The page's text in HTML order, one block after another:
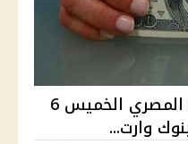
سعر الدولار مقابل الجنيه المصري الخميس 6